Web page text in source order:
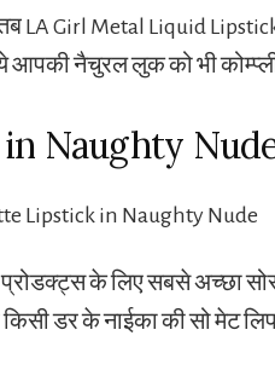
Girl Metal Liquid
आपकी नैचुरल लुक को भी
Naughty
के लिए सबसे अच्छा
डर के नाईका की सो मेट